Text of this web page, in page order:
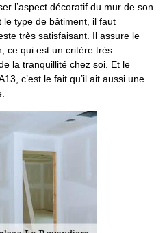
l’aspect décoratif du mur de son
le type de bâtiment, il faut
très satisfaisant. Il assure le
ce qui est un critère très
la tranquillité chez soi. Et le
c’est le fait qu’il ait aussi une